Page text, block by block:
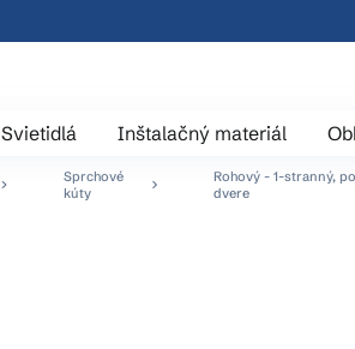
Svietidlá Inštalačný materiál
Sprchové
kúty
Rohový - 1-stranný,
dvere